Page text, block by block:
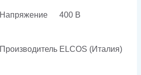
Напряжение 400 В
Производитель ELCOS (Италия)